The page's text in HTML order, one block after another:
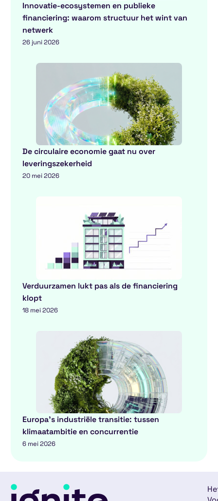
Innovatie-ecosystemen en publieke
financiering: waarom structuur het wint van
netwerk
26 juni 2026
De circulaire economie gaat nu over
leveringszekerheid
20 mei 2026
Verduurzamen lukt pas als de financiering
klopt
18 mei 2026
Europa’s industriële transitie: tussen
klimaatambitie en concurrentie
6 mei 2026